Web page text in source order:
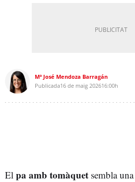
Mª José Mendoza Barragán
Publicada16 de maig 202616:00h
El pa amb tomàquet sembla una